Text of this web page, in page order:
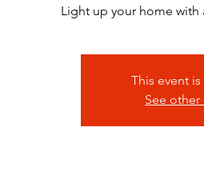
Light up your home with
This event
See other